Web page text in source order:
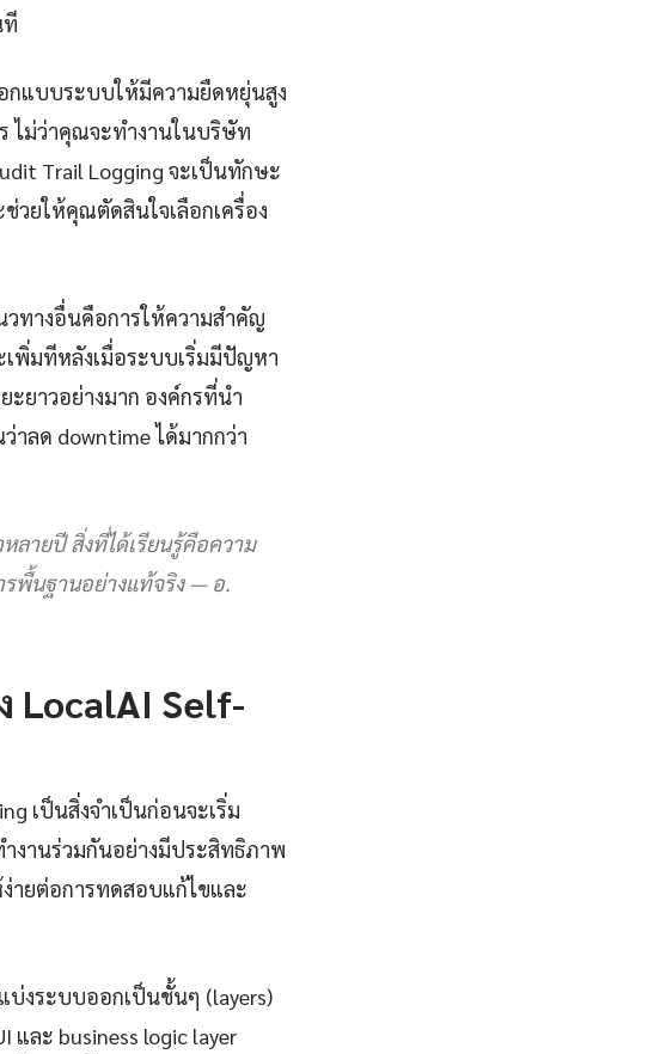
กแบบระบบให้มีความยืดหยุ่นสูง
ไม่ว่าคุณจะทำงานในบริษัท
Trail Logging จะเป็นทักษะ
วยให้คุณตัดสินใจเลือกเครื่อง
วทางอื่นคือการให้ความสำคัญ
พิ่มทีหลังเมื่อระบบเริ่มมีปัญหา
ะยาวอย่างมาก องค์กรที่นำ
าลด downtime ได้มากกว่า
ลายปี สิ่งที่ได้เรียนรู้คือความ
รพื้นฐานอย่างแท้จริง — อ.
LocalAI Self-
เป็นสิ่งจำเป็นก่อนจะเริ่ม
งานร่วมกันอย่างมีประสิทธิภาพ
ายต่อการทดสอบแก้ไขและ
บ่งระบบออกเป็นชั้นๆ (layers)
และ business logic layer